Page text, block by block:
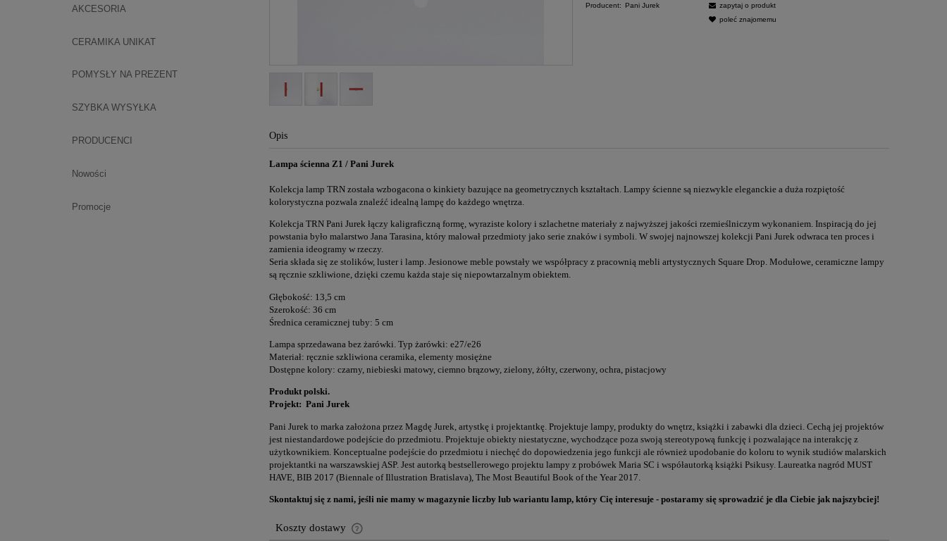
AKCESORIA
CERAMIKA UNIKAT
POMYSŁY NA PREZENT
SZYBKA WYSYŁKA
PRODUCENCI
Nowości
Promocje
Producent: Pani Jurek
zapytaj o produkt
poleć znajomemu
Opis
Lampa ścienna Z1 / Pani Jurek
Kolekcja lamp TRN została wzbogacona o kinkiety bazujące na geometrycznych kształtach. Lampy ścienne są niezwykle eleganckie a duża rozpiętość
kolorystyczna pozwala znaleźć idealną lampę do każdego wnętrza.
Kolekcja TRN Pani Jurek łączy kaligraficzną formę, wyraziste kolory i szlachetne materiały z najwyższej jakości rzemieślniczym wykonaniem. Inspiracją do jej
powstania było malarstwo Jana Tarasina, który malował przedmioty jako serie znaków i symboli. W swojej najnowszej kolekcji Pani Jurek odwraca ten proces i
zamienia ideogramy w rzeczy.
Seria składa się ze stolików, luster i lamp. Jesionowe meble powstały we współpracy z pracownią mebli artystycznych Square Drop. Modułowe, ceramiczne lampy
są ręcznie szkliwione, dzięki czemu każda staje się niepowtarzalnym obiektem.
Głębokość: 13,5 cm
Szerokość: 36 cm
Średnica ceramicznej tuby: 5 cm
Lampa sprzedawana bez żarówki. Typ żarówki: e27/e26
Materiał: ręcznie szkliwiona ceramika, elementy mosiężne
Dostępne kolory: czarny, niebieski matowy, ciemno brązowy, zielony, żółty, czerwony, ochra, pistacjowy
Produkt polski.
Projekt: Pani Jurek
Pani Jurek to marka założona przez Magdę Jurek, artystkę i projektantkę. Projektuje lampy, produkty do wnętrz, książki i zabawki dla dzieci. Cechą jej projektów
jest niestandardowe podejście do przedmiotu. Projektuje obiekty niestatyczne, wychodzące poza swoją stereotypową funkcję i pozwalające na interakcję z
użytkownikiem. Konceptualne podejście do przedmiotu i niechęć do dopowiedzenia jego funkcji ale również upodobanie do koloru to wynik studiów malarskich
projektantki na warszawskiej ASP. Jest autorką bestsellerowego projektu lampy z probówek Maria SC i współautorką książki Psikusy. Laureatka nagród MUST
HAVE, BIB 2017 (Biennale of Illustration Bratislava), The Most Beautiful Book of the Year 2017.
Skontaktuj się z nami, jeśli nie mamy w magazynie liczby lub wariantu lamp, który Cię interesuje - postaramy się sprowadzić je dla Ciebie jak najszybciej!
Koszty dostawy